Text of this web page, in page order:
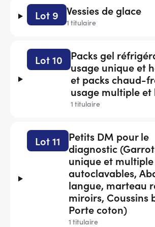
Lot 9 Vessies de glace
1 titulaire
Lot 10
Packs gel
usage unique et
et packs chaud-
usage multiple et
1 titulaire
Lot 11
Petits DM pour le
diagnostic
unique et
autoclavables,
langue, marteau
miroirs, Coussins
Porte coton)
1 titulaire